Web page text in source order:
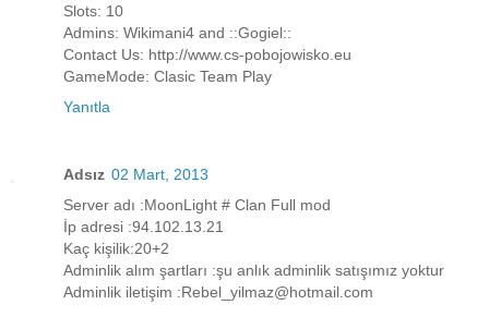
Slots: 10
Admins: Wikimani4 and ::Gogiel::
Contact Us: http://www.cs-pobojowisko.eu
GameMode: Clasic Team Play
Yanıtla
Adsız 02 Mart, 2013
Server adı :MoonLight # Clan Full mod
İp adresi :94.102.13.21
Kaç kişilik:20+2
Adminlik alım şartları :şu anlık adminlik satışımız yoktur
Adminlik iletişim :Rebel_yilmaz@hotmail.com